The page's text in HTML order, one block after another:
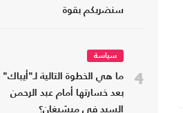
سنضربكم بقوة
4
سياسة
ما هي الخطوة التالية لـ"أيباك"
بعد خسارتها أمام عبد الرحمن
السيد في ميشيغان؟